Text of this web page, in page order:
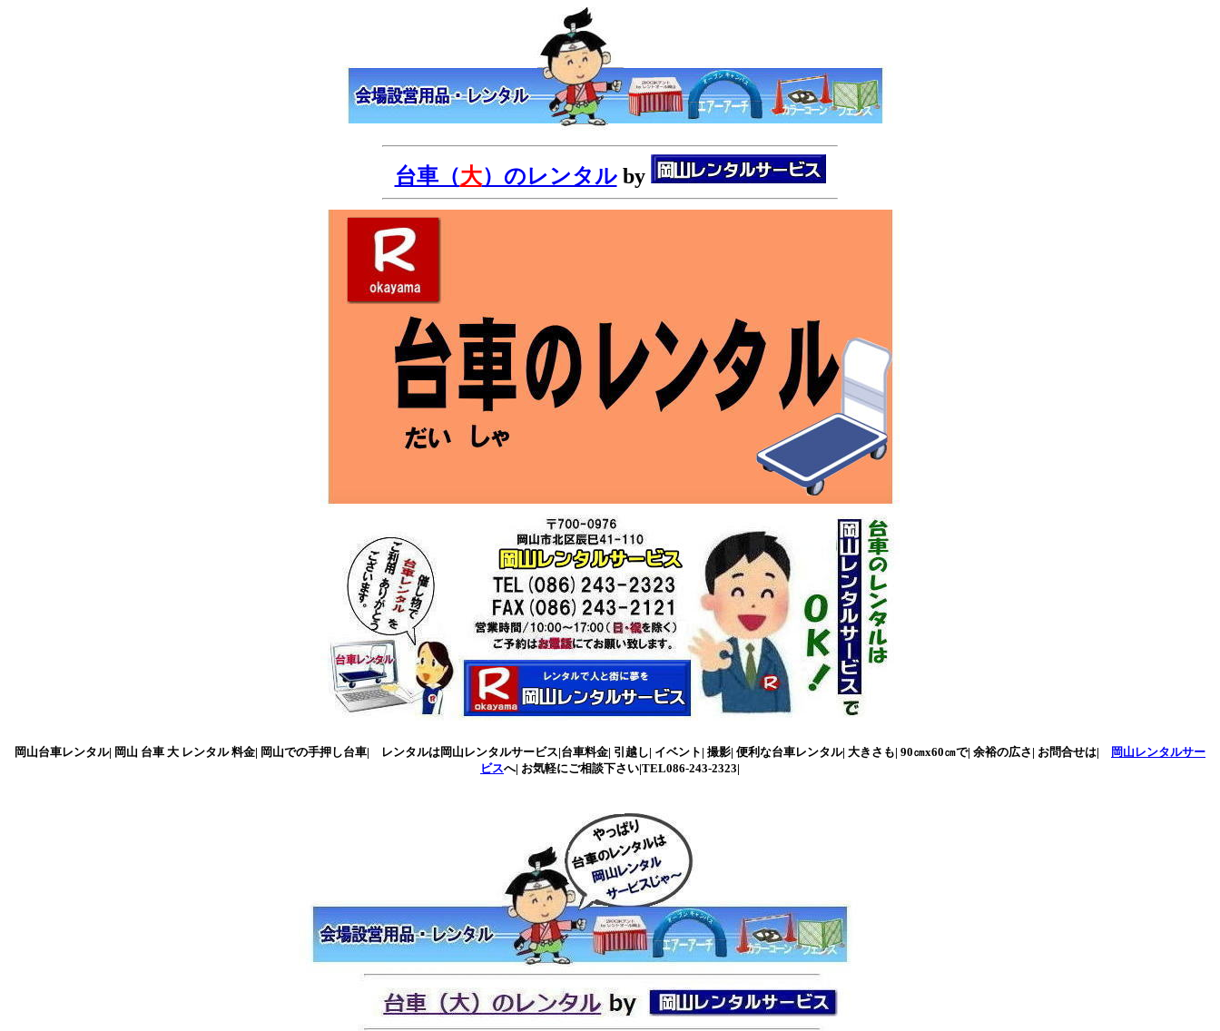
台車（大）のレンタルby
岡山台車レンタル| 岡山 台車 大 レンタル 料金| 岡山での手押し台車| レンタルは岡山レンタルサービス|台車料金| 引越し| イベント| 撮影| 便利な台車レンタル| 大きさも| 90㎝x60㎝で| 余裕の広さ| お問合せは|
岡山レンタルサー
ビスへ| お気軽にご相談下さい|TEL086-243-2323|